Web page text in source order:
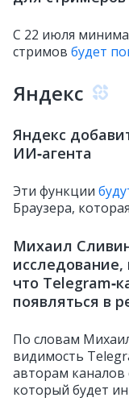
С 22 июля
стримов будет
Яндекс
Яндекс
ИИ‑агента
Эти функции
Браузера,
Михаил
что
появляться в
По словам
видимость
авторам каналов
который будет